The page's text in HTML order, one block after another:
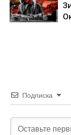
Подписка